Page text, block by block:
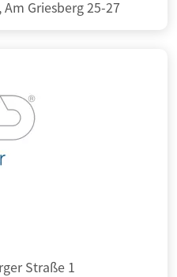
Griesberg 25-27
Straße 1